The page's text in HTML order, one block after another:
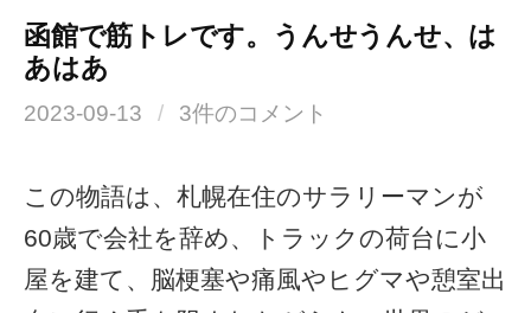
函館で筋トレです。うんせうんせ、は
あはあ
2023-09-13 / 3件のコメント
この物語は、札幌在住のサラリーマンが
60歳で会社を辞め、トラックの荷台に小
屋を建て、脳梗塞や痛風やヒグマや憩室出